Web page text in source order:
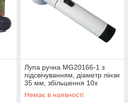
Лупа ручна MG20166-1 з
підсвічуванням, діаметр лінзи
35 мм, збільшення 10x
Немає в наявності